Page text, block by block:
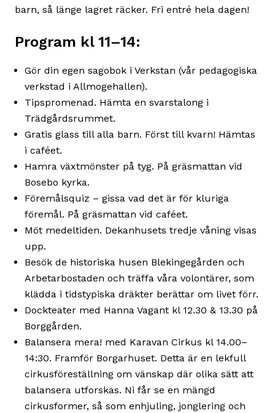
barn, så länge lagret räcker. Fri entré hela dagen!
Program kl 11–14:
Gör din egen sagobok i Verkstan (vår pedagogiska
verkstad i Allmogehallen).
Tipspromenad. Hämta en svarstalong i
Trädgårdsrummet.
Gratis glass till alla barn. Först till kvarn! Hämtas
i caféet.
Hamra växtmönster på tyg. På gräsmattan vid
Bosebo kyrka.
Föremålsquiz – gissa vad det är för kluriga
föremål. På gräsmattan vid caféet.
Möt medeltiden. Dekanhusets tredje våning visas
upp.
Besök de historiska husen Blekingegården och
Arbetarbostaden och träffa våra volontärer, som
klädda i tidstypiska dräkter berättar om livet förr.
Dockteater med Hanna Vagant kl 12.30 & 13.30 på
Borggården.
Balansera mera! med Karavan Cirkus kl 14.00–
14:30. Framför Borgarhuset. Detta är en lekfull
cirkusföreställning om vänskap där olika sätt att
balansera utforskas. Ni får se en mängd
cirkusformer, så som enhjuling, jonglering och